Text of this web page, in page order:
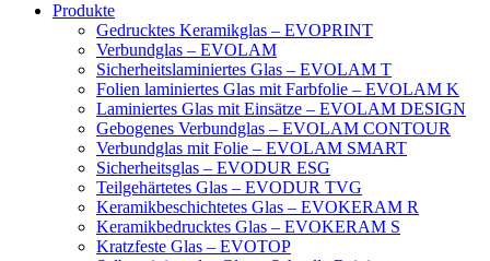
Produkte
Gedrucktes Keramikglas – EVOPRINT
Verbundglas – EVOLAM
Sicherheitslaminiertes Glas – EVOLAM T
Folien laminiertes Glas mit Farbfolie – EVOLAM K
Laminiertes Glas mit Einsätze – EVOLAM DESIGN
Gebogenes Verbundglas – EVOLAM CONTOUR
Verbundglas mit Folie – EVOLAM SMART
Sicherheitsglas – EVODUR ESG
Teilgehärtetes Glas – EVODUR TVG
Keramikbeschichtetes Glas – EVOKERAM R
Keramikbedrucktes Glas – EVOKERAM S
Kratzfeste Glas – EVOTOP